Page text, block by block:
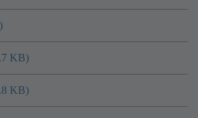
KB)
KB)